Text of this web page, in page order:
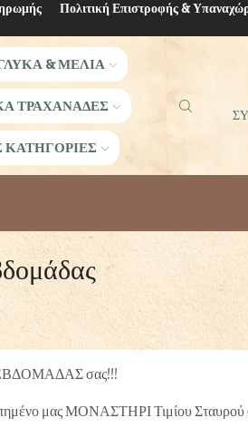
Πολιτική Επιστροφής &
& ΜΕΛΙΑ
ΤΡΑΧΑΝΑΔΕΣ
ΚΑΤΗΓΟΡΙΕΣ
range:
0.50 €
through
ΕΒΔΟΜΑΔΑΣ σας!!!
μας ΜΟΝΑΣΤΗΡΙ Τιμίου Σταυρού